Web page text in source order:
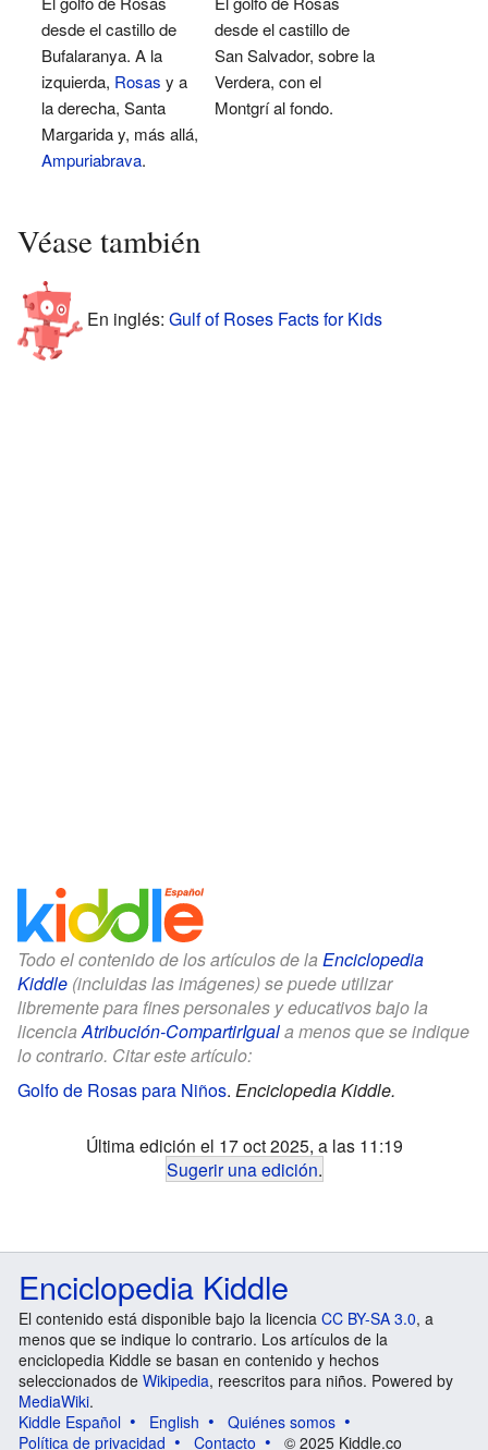
desde el castillo de
Bufalaranya. A la
izquierda, Rosas y a
la derecha, Santa
Margarida y, más allá,
Ampuriabrava.
desde el castillo de
San Salvador, sobre la
Verdera, con el
Montgrí al fondo.
Véase también
En inglés: Gulf of Roses Facts for Kids
Todo el contenido de los artículos de la Enciclopedia
Kiddle (incluidas las imágenes) se puede utilizar
libremente para fines personales y educativos bajo la
licenciaAtribución-CompartirIguala menos que se indique
lo contrario. Citar este artículo:
Golfo de Rosas para Niños. Enciclopedia Kiddle.
Última edición el 17 oct 2025, a las 11:19
Sugerir una edición.
Enciclopedia Kiddle
El contenido está disponible bajo la licencia CC BY-SA 3.0, a
menos que se indique lo contrario. Los artículos de la
enciclopedia Kiddle se basan en contenido y hechos
seleccionados de Wikipedia, reescritos para niños. Powered by
MediaWiki.
Kiddle Español
English
Quiénes somos
Política de privacidad
Contacto © 2025 Kiddle.co